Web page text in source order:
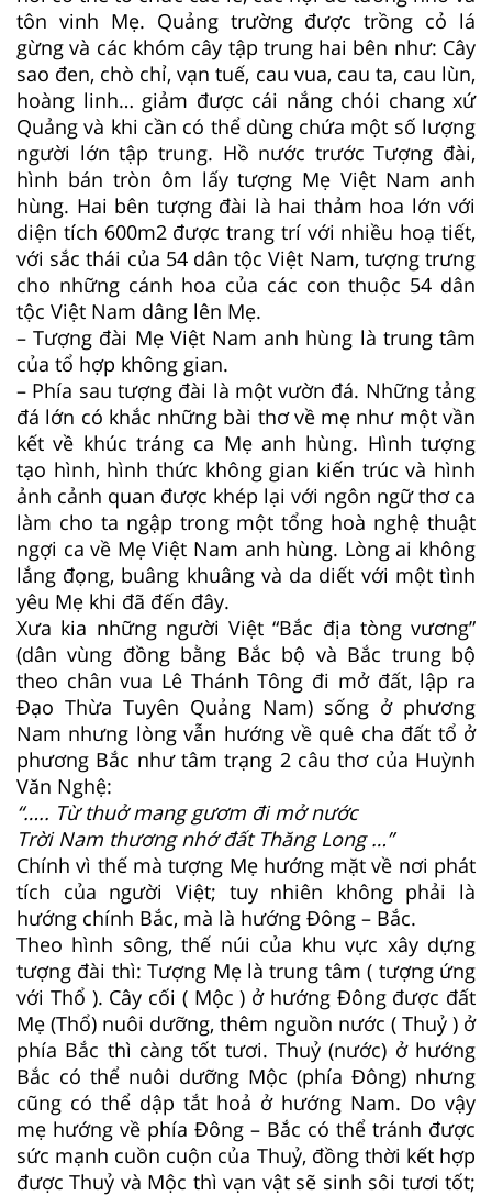
tôn vinh Mẹ. Quảng trường được trồng cỏ lá
gừng và các khóm cây tập trung hai bên như: Cây
sao đen, chò chỉ, vạn tuế, cau vua, cau ta, cau lùn,
hoàng linh… giảm được cái nắng chói chang xứ
Quảng và khi cần có thể dùng chứa một số lượng
người lớn tập trung. Hồ nước trước Tượng đài,
hình bán tròn ôm lấy tượng Mẹ Việt Nam anh
hùng. Hai bên tượng đài là hai thảm hoa lớn với
diện tích 600m2 được trang trí với nhiều hoạ tiết,
với sắc thái của 54 dân tộc Việt Nam, tượng trưng
cho những cánh hoa của các con thuộc 54 dân
tộc Việt Nam dâng lên Mẹ.
– Tượng đài Mẹ Việt Nam anh hùng là trung tâm
của tổ hợp không gian.
– Phía sau tượng đài là một vườn đá. Những tảng
đá lớn có khắc những bài thơ về mẹ như một vần
kết về khúc tráng ca Mẹ anh hùng. Hình tượng
tạo hình, hình thức không gian kiến trúc và hình
ảnh cảnh quan được khép lại với ngôn ngữ thơ ca
làm cho ta ngập trong một tổng hoà nghệ thuật
ngợi ca về Mẹ Việt Nam anh hùng. Lòng ai không
lắng đọng, buâng khuâng và da diết với một tình
yêu Mẹ khi đã đến đây.
Xưa kia những người Việt “Bắc địa tòng vương”
(dân vùng đồng bằng Bắc bộ và Bắc trung bộ
theo chân vua Lê Thánh Tông đi mở đất, lập ra
Đạo Thừa Tuyên Quảng Nam) sống ở phương
Nam nhưng lòng vẫn hướng về quê cha đất tổ ở
phương Bắc như tâm trạng 2 câu thơ của Huỳnh
Văn Nghệ:
“….. Từ thuở mang gươm đi mở nước
Trời Nam thương nhớ đất Thăng Long …”
Chính vì thế mà tượng Mẹ hướng mặt về nơi phát
tích của người Việt; tuy nhiên không phải là
hướng chính Bắc, mà là hướng Đông – Bắc.
Theo hình sông, thế núi của khu vực xây dựng
tượng đài thì: Tượng Mẹ là trung tâm ( tượng ứng
với Thổ ). Cây cối ( Mộc ) ở hướng Đông được đất
Mẹ (Thổ) nuôi dưỡng, thêm nguồn nước ( Thuỷ ) ở
phía Bắc thì càng tốt tươi. Thuỷ (nước) ở hướng
Bắc có thể nuôi dưỡng Mộc (phía Đông) nhưng
cũng có thể dập tắt hoả ở hướng Nam. Do vậy
mẹ hướng về phía Đông – Bắc có thể tránh được
sức mạnh cuồn cuộn của Thuỷ, đồng thời kết hợp
được Thuỷ và Mộc thì vạn vật sẽ sinh sôi tươi tốt;